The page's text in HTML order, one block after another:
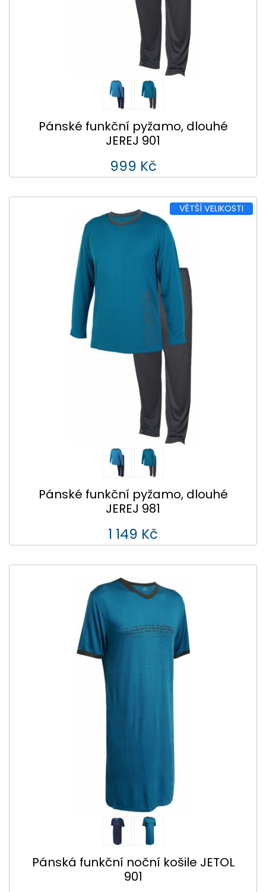
Pánské funkční pyžamo, dlouhé
JEREJ 901
999 Kč
VĚTŠÍ VELIKOSTI
Pánské funkční pyžamo, dlouhé
JEREJ 981
1 149 Kč
Pánská funkční noční košile JETOL
901